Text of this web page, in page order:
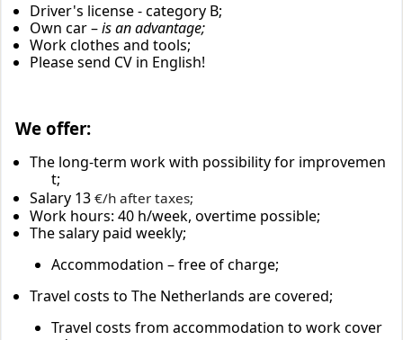
Driver's license - category B;
Own car –is an advantage;
Work clothes and tools;
Please send CV in English!
We offer:
The long-term work with possibility for improvemen
t;
Salary 13 €/h after taxes;
Work hours: 40 h/week, overtime possible;
The salary paid weekly;
Accommodation – free of charge;
Travel costs to The Netherlands are covered;
Travel costs from accommodation to work cover